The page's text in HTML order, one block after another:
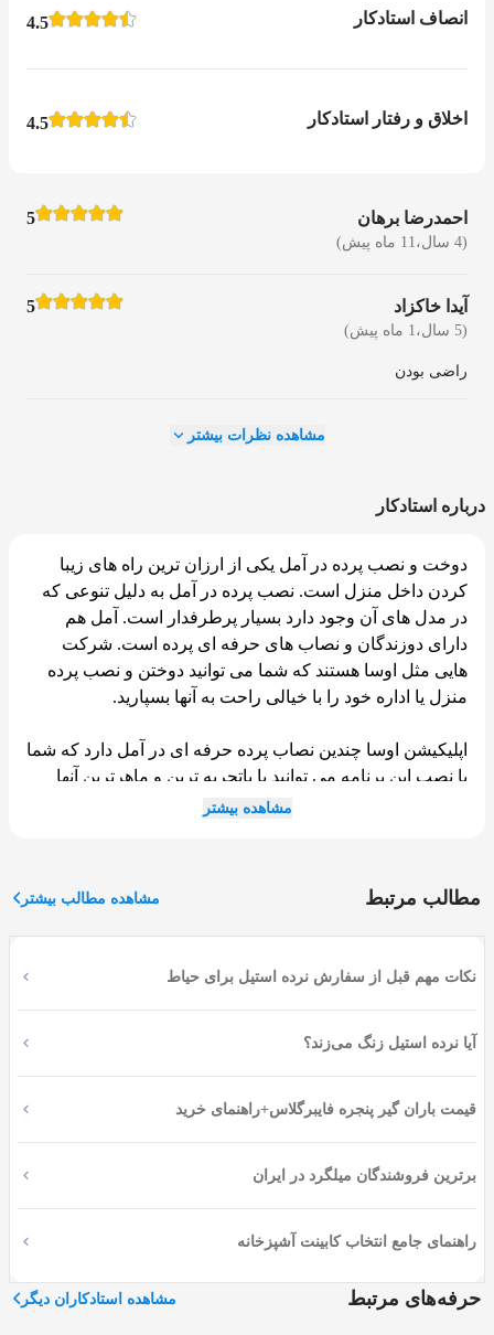
انصاف استادکار 4.5
اخلاق و رفتار استادکار 4.5
احمدرضا برهان
(4 سال،11 ماه پیش)
5
آیدا خاکزاد
(5 سال،1 ماه پیش)
5
راضی بودن
مشاهده نظرات بیشتر
درباره استادکار
دوخت و نصب پرده در آمل یکی از ارزان ترین راه های زیبا
کردن داخل منزل است. نصب پرده در آمل به دلیل تنوعی که
در مدل های آن وجود دارد بسیار پرطرفدار است. آمل هم
دارای دوزندگان و نصاب های حرفه ای پرده است. شرکت
هایی مثل اوسا هستند که شما می توانید دوختن و نصب پرده
منزل یا اداره خود را با خیالی راحت به آنها بسپارید.
اپلیکیشن اوسا چندین نصاب پرده حرفه ای در آمل دارد که شما
با نصب این برنامه می توانید با باتجربه ترین و ماهرترین آنها
ارتباط بگیرید. تیم حرفه ای دوخت و نصب پرده در آمل در
چرا پرده نصب می کنند؟
یکی از بخش خای مهم طراحی دکوراسیون داخلی منزل، نصب
پرده هست که به ظرافت و دقت زیادی نیاز دارد. با وجود پرده،
هم می توان جریان و وجود نور بیرون در محیط داخل را کنترل
که مطابق با بخش های دیگر خانه باشد.
پرده های مختلفی در بازار وجود دارند که از نظر جنس، طرح و
مدل و... مختلف هستند. همین موضوع باعث دست مشتریان را
انواع پرده در بازار
مشاهده بیشتر
مطالب مرتبط مشاهده مطالب بیشتر
نکات مهم قبل از سفارش نرده استیل برای حیاط
آیا نرده استیل زنگ می‌زند؟
قیمت باران گیر پنجره فایبرگلاس+راهنمای خرید
برترین فروشندگان میلگرد در ایران
راهنمای جامع انتخاب کابینت آشپزخانه
حرفه‌های مرتبط مشاهده استادکاران دیگر